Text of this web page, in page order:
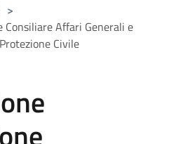
>
Consiliare Affari Generali e
Civile